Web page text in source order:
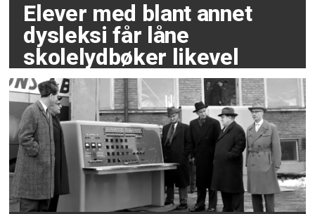
Elever med blant annet
dysleksi får låne
skolelydbøker likevel